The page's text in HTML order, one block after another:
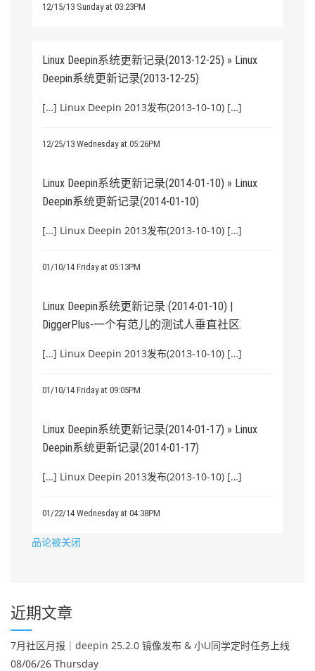
12/15/13 Sunday at 03:23PM
Linux Deepin系统更新记录(2013-12-25) » Linux
Deepin系统更新记录(2013-12-25)
[…] Linux Deepin 2013发布(2013-10-10) […]
12/25/13 Wednesday at 05:26PM
Linux Deepin系统更新记录(2014-01-10) » Linux
Deepin系统更新记录(2014-01-10)
[…] Linux Deepin 2013发布(2013-10-10) […]
01/10/14 Friday at 05:13PM
Linux Deepin系统更新记录 (2014-01-10) |
DiggerPlus-一个有范儿的测试人垂直社区.
[…] Linux Deepin 2013发布(2013-10-10) […]
01/10/14 Friday at 09:05PM
Linux Deepin系统更新记录(2014-01-17) » Linux
Deepin系统更新记录(2014-01-17)
[…] Linux Deepin 2013发布(2013-10-10) […]
01/22/14 Wednesday at 04:38PM
品论被关闭
近期文章
7月社区月报｜deepin 25.2.0 镜像发布 & 小U同学定时任务上线
08/06/26 Thursday